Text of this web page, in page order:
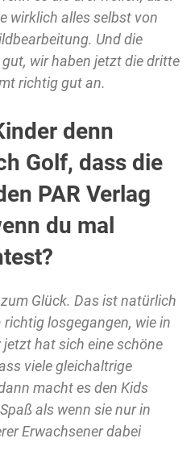
wirklich alles selbst von
Und die
wir haben jetzt die dritte
richtig gut an.
denn
Golf, dass die
PAR Verlag
du mal
Glück. Das ist natürlich
losgegangen, wie in
jetzt hat sich eine schöne
viele gleichaltrige
macht es den Kids
als wenn sie nur in
Erwachsener dabei